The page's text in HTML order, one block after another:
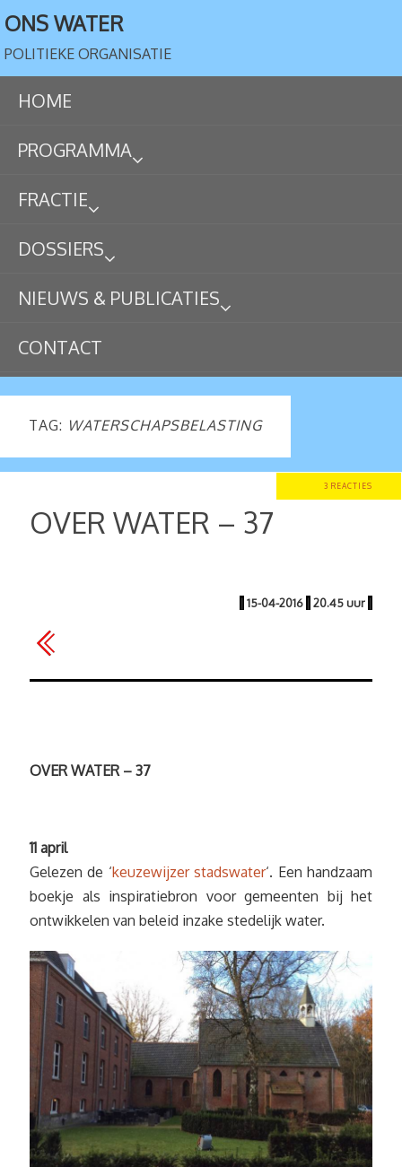
ONS WATER
POLITIEKE ORGANISATIE
HOME
PROGRAMMA
FRACTIE
DOSSIERS
NIEUWS & PUBLICATIES
CONTACT
TAG: WATERSCHAPSBELASTING
3 REACTIES
OVER WATER – 37
| 15-04-2016 | 20.45 uur |
OVER WATER – 37
11 april
Gelezen de ‘keuzewijzer stadswater‘. Een handzaam
boekje als inspiratiebron voor gemeenten bij het
ontwikkelen van beleid inzake stedelijk water.